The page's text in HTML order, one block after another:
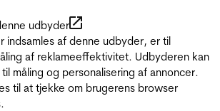
udbyder
indsamles af denne udbyder, er til
af reklameeffektivitet. Udbyderen kan
måling og personalisering af annoncer.
til at tjekke om brugerens browser